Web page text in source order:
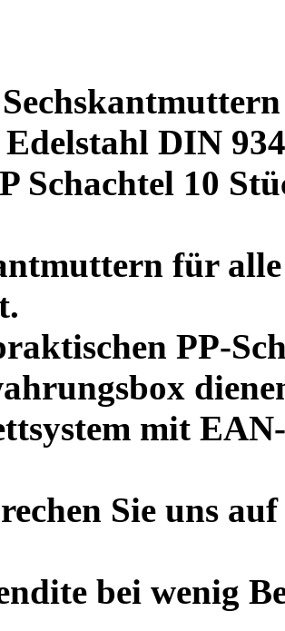
DIN 934
Schachtel 10
für
PP-
mit
Sie uns
bei wenig